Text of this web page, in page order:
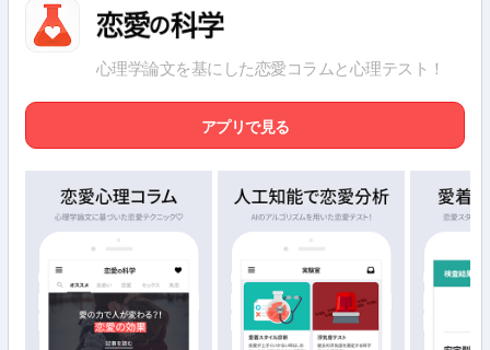
心理学論文を基にした恋愛コラムと心理テスト！
アプリで見る